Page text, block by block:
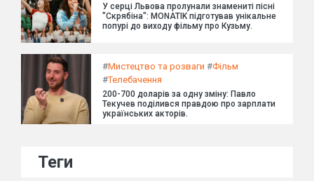
У серці Львова пролунали знамениті пісні
"Скрябіна": MONATIK підготував унікальне
попурі до виходу фільму про Кузьму.
#Мистецтво та розваги #Фільм
#Телебачення
200-700 доларів за одну зміну: Павло
Текучев поділився правдою про зарплати
українських акторів.
Теги